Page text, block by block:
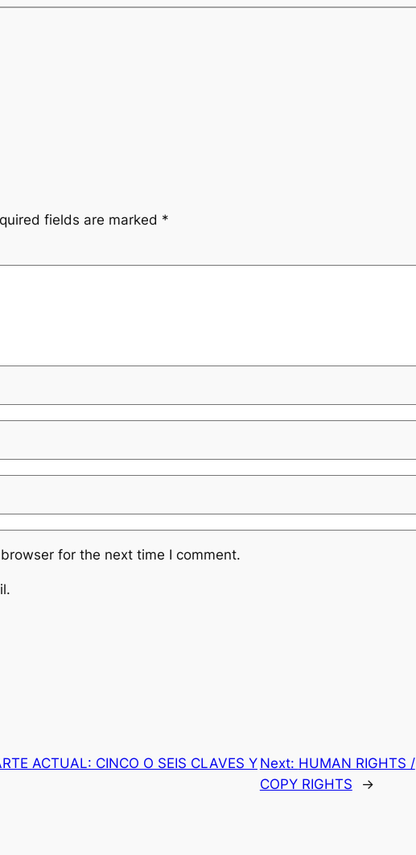
fields are marked *
for the next time I comment.
ACTUAL: CINCO O SEIS CLAVES Y Next: HUMAN RIGHTS /
COPY RIGHTS
→